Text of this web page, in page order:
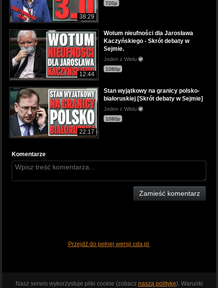
38:29
720p
12:44
Wotum nieufności dla Jarosława
Kaczyńskiego - Skrót debaty w
Sejmie.
Jeden z Wielu
1080p
22:17
Stan wyjątkowy na granicy polsko-
białoruskiej [Skrót debaty w Sejmie]
Jeden z Wielu
1080p
Komentarze
Zamieść komentarz
Przejdź do pełnej wersji cda.pl
Nasz serwis wykorzystuje pliki cookie (zobacz naszą politykę). Warunki